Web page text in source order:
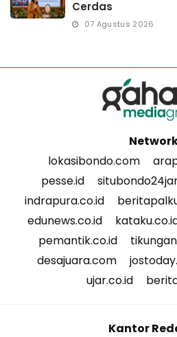
Cerdas
07 Agustus 2026
lokasibondo.com
pesse.id
indrapura.co.id
edunews.co.id
pemantik.co.id
desajuara.com
ujar.co.id
Kantor